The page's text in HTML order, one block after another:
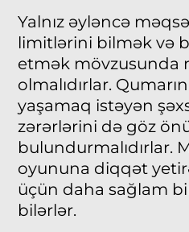
Yalnız əyləncə
limitlərini bilmək və
etmək mövzusunda
olmalıdırlar.
yaşamaq istəyən
zərərlərini də göz
bulundurmalıdırlar.
oyununa diqqət
üçün daha sağlam
bilərlər.